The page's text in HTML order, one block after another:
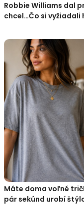
Robbie Williams dal
chcel…Čo si vyžiadali
Máte doma voľné
pár sekúnd urobí